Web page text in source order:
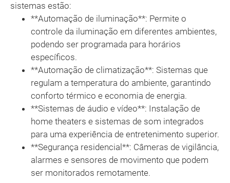
sistemas estão:
**Automação de iluminação**: Permite o
controle da iluminação em diferentes ambientes,
podendo ser programada para horários
específicos.
**Automação de climatização**: Sistemas que
regulam a temperatura do ambiente, garantindo
conforto térmico e economia de energia.
**Sistemas de áudio e vídeo**: Instalação de
home theaters e sistemas de som integrados
para uma experiência de entretenimento superior.
**Segurança residencial**: Câmeras de vigilância,
alarmes e sensores de movimento que podem
ser monitorados remotamente.